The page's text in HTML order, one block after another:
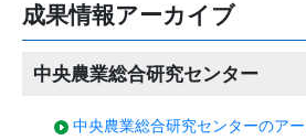
成果情報アーカイブ
中央農業総合研究センター
中央農業総合研究センターのア